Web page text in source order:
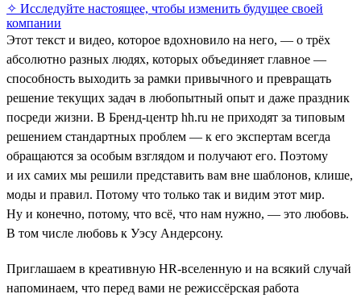
✧ Исследуйте настоящее, чтобы изменить будущее своей
компании
Этот текст и видео, которое вдохновило на него, — о трёх
абсолютно разных людях, которых объединяет главное —
способность выходить за рамки привычного и превращать
решение текущих задач в любопытный опыт и даже праздник
посреди жизни. В Бренд-центр hh.ru не приходят за типовым
решением стандартных проблем — к его экспертам всегда
обращаются за особым взглядом и получают его. Поэтому
и их самих мы решили представить вам вне шаблонов, клише,
моды и правил. Потому что только так и видим этот мир.
Ну и конечно, потому, что всё, что нам нужно, — это любовь.
В том числе любовь к Уэсу Андерсону.
Приглашаем в креативную HR-вселенную и на всякий случай
напоминаем, что перед вами не режиссёрская работа